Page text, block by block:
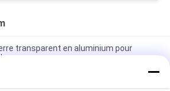
transparent en aluminium pour
porte de tissu pour rideaux en